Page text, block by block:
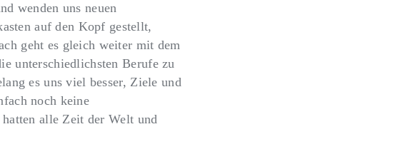
wenden uns neuen
auf den Kopf gestellt,
geht es gleich weiter mit dem
unterschiedlichsten Berufe zu
es uns viel besser, Ziele und
noch keine
alle Zeit der Welt und